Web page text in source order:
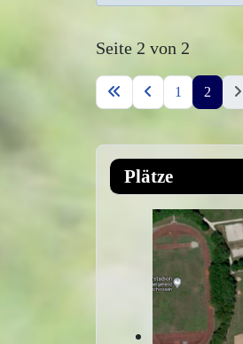
Seite 2 von 2
1 2
Plätze